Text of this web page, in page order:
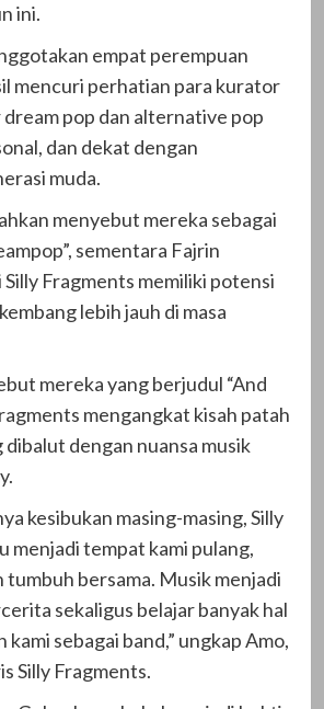
ini.
empat perempuan
mencuri perhatian para kurator
pop dan alternative pop
dan dekat dengan
muda.
menyebut mereka sebagai
sementara Fajrin
Fragments memiliki potensi
lebih jauh di masa
mereka yang berjudul “And
mengangkat kisah patah
dibalut dengan nuansa musik
kesibukan masing-masing, Silly
menjadi tempat kami pulang,
bersama. Musik menjadi
sekaligus belajar banyak hal
kami sebagai band,” ungkap Amo,
Silly Fragments.